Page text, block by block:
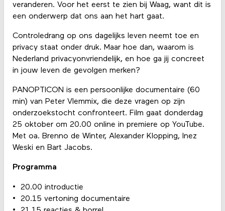
veranderen. Voor het eerst te zien bij Waag, want dit is
een onderwerp dat ons aan het hart gaat.
Controledrang op ons dagelijks leven neemt toe en
privacy staat onder druk. Maar hoe dan, waarom is
Nederland privacyonvriendelijk, en hoe ga jij concreet
in jouw leven de gevolgen merken?
PANOPTICON is een persoonlijke documentaire (60
min) van Peter Vlemmix, die deze vragen op zijn
onderzoekstocht confronteert. Film gaat donderdag
25 oktober om 20.00 online in premiere op YouTube.
Met oa. Brenno de Winter, Alexander Klopping, Inez
Weski en Bart Jacobs.
Programma
20.00 introductie
20.15 vertoning documentaire